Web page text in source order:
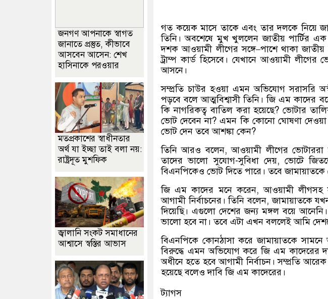
গত কয়েক মাসে তাকে এবং তার দলকে নিয়ে
তিনি। অবশেষে মুখ খুললেন জাতীয় পার্টির
দশক আওয়ামী লীগের সঙ্গে–পাশে থাকা
ট্রাম্প কার্ড হিসেবে। যেখানে আওয়ামী
আসনে।
সম্প্রতি চাউর হওয়া এমন অভিযোগ সরাসরি
পড়বে বলে আত্মবিশ্বাসী তিনি। জি এম কাদের
কি নাগরিকত্ব বাতিল করা হয়েছে? ভোটার
ভোট দেবেন না? এমন কি কোনো ঘোষণা দেওয়া
ভোট দেন তবে আশঙ্কা কেন?
তিনি আরও বলেন, আওয়ামী লীগের
তাদের ভালো সুযোগ-সুবিধা দেয়, ভোটে
বিএনপিকেও ভোট দিতে পারে। তবে জামায়াতকে
জি এম কাদের মনে করেন, আওয়ামী লীগসহ
আগামী নির্বাচনের। তিনি বলেন, জামায়াতকে
দিয়েছি। এগুলো দেশের জন্য মঙ্গল বয়ে আনেনি।
ভালো হবে না। তবে এটা এখন বললেই আমি
বিএনপিকে কোনঠাসা করে জামায়াতকে
বিরুদ্ধে এমন অভিযোগ করে জি এম কাদেরের
অধীনে হতে হবে আগামী নির্বাচন। সম্প্রতি
হয়েছে বলেও দাবি জি এম কাদেরের।
ট্যাগস
জনগণ আপনাকে স্বাগত
জানাতে প্রস্তুত, কীভাবে
আসবেন আসেন: শেখ
হাসিনাকে পরওয়ার
মতপ্রকাশের স্বাধীনতার
অর্থ যা ইচ্ছা তাই বলা নয়:
রাষ্ট্রদূত মুশফিক
জ্বালানি সংকট সমাধানের
আশ্বাসে স্বস্তির আভাস